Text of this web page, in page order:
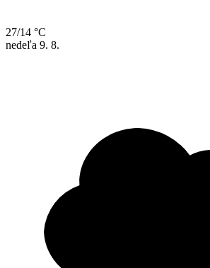
27/14 °C
nedeľa 9. 8.